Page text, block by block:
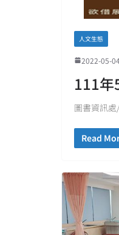
人文生態
2022-05-04
111年
圖書資訊
Read